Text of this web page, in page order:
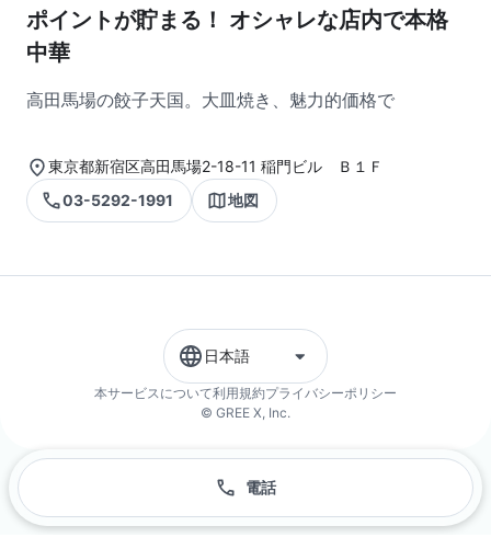
ポイントが貯まる！ オシャレな店内で本格
中華
高田馬場の餃子天国。大皿焼き、魅力的価格で
東京都新宿区高田馬場2-18-11 稲門ビル Ｂ１Ｆ
03-5292-1991
地図
日本語
本サービスについて利用規約プライバシーポリシー
© GREE X, Inc.
電話